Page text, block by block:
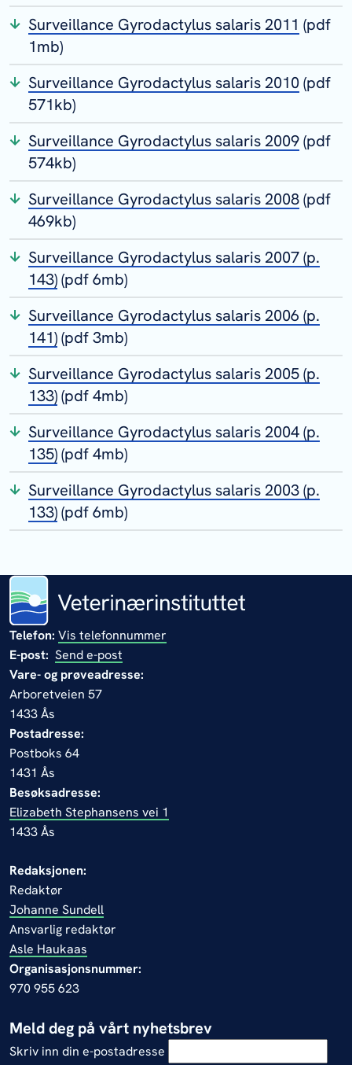
Surveillance Gyrodactylus salaris 2011 (pdf
1mb)
Surveillance Gyrodactylus salaris 2010(pdf
571kb)
Surveillance Gyrodactylus salaris 2009(pdf
574kb)
Surveillance Gyrodactylus salaris 2008(pdf
469kb)
Surveillance Gyrodactylus salaris 2007 (p.
143)(pdf 6mb)
Surveillance Gyrodactylus salaris 2006 (p.
141)(pdf 3mb)
Surveillance Gyrodactylus salaris 2005 (p.
133)(pdf 4mb)
Surveillance Gyrodactylus salaris 2004 (p.
135)(pdf 4mb)
Surveillance Gyrodactylus salaris 2003 (p.
133)(pdf 6mb)
Telefon: Vis telefonnummer
E-post: Send e-post
Vare- og prøveadresse:
Arboretveien 57
1433 Ås
Postadresse:
Postboks 64
1431 Ås
Besøksadresse:
Elizabeth Stephansens vei 1
1433 Ås
Redaksjonen:
Redaktør
Johanne Sundell
Ansvarlig redaktør
Asle Haukaas
Organisasjonsnummer:
970 955 623
Meld deg på vårt nyhetsbrev
Skriv inn din e-postadresse